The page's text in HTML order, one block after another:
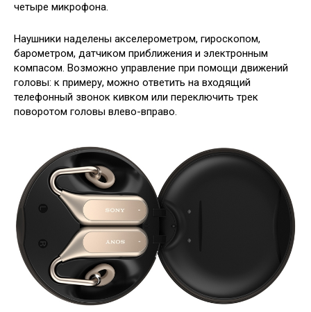
четыре микрофона.
Наушники наделены акселерометром, гироскопом,
барометром, датчиком приближения и электронным
компасом. Возможно управление при помощи движений
головы: к примеру, можно ответить на входящий
телефонный звонок кивком или переключить трек
поворотом головы влево-вправо.